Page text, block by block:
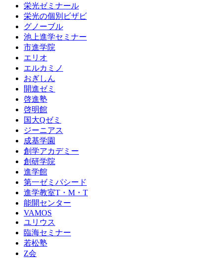
栄光ゼミナール
栄光の個別ビザビ
グノーブル
池上進学セミナー
市進学院
エリオ
エルカミノ
おぎしん
開進ゼミ
啓進塾
啓明館
国大Qゼミ
ジーニアス
成基学園
創学アカデミー
創研学院
進学館
第一ゼミパシード
進学教室T・М・T
能開センター
VAMOS
ユリウス
臨海セミナー
若松塾
Z会